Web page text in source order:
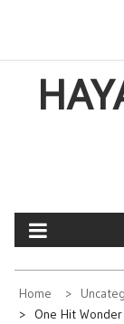
content
Home
One Hit Wonder